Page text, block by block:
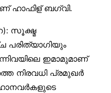
ഹാഫിള് ബഗ്‌വി.
സൂക്ഷ്മ
പരിത്യാഗിയും
ഇമാമുമാണ്
നിരവധി പ്രമുഖര്‍